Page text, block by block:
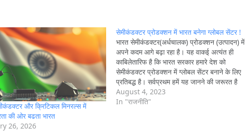
और क्रिटिकल मिनरल्स में
की ओर बढता भारत
26, 2026
सेमीकंडक्टर प्रोडक्शन में भारत बनेगा ग्लोबल सेंटर !
भारत सेमीकंडक्टर(अर्धचालक) प्रोडक्शन (उत्पादन) में
अपने कदम आगे बढ़ा रहा है। यह वाकई अत्यंत ही
काबिलेतारिफ है कि भारत सरकार हमारे देश को
सेमीकंडक्टर प्रोडक्शन में ग्लोबल सेंटर बनाने के लिए
प्रतिबद्ध है। सर्वप्रथम हमें यह जानने की जरूरत है
कि आखिर सेमीकंडक्टर होते क्या हैं और उनका उपयोग
क्या…
August 4, 2023
In "राजनीति"